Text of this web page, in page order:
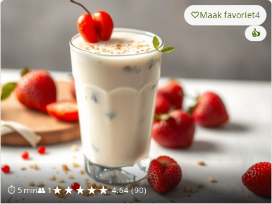
⏱ 5 min👥 1★★★★★ 4.64 (90)
Maak favoriet4
👍